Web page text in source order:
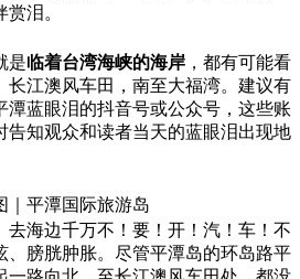
泪。
是临着台湾海峡的海岸 ，都有可能看
长江澳风车田，南至大福湾。建议有
潭蓝眼泪的抖音号或公众号，这些账
告知观众和读者当天的蓝眼泪出现地
｜平潭国际旅游岛
去海边千万不！要！开！汽！车！不
、膀胱肿胀。尽管平潭岛的环岛路平